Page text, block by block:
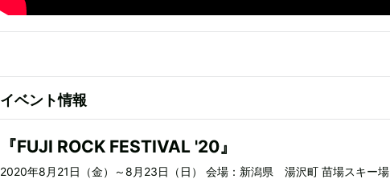
イベント情報
『FUJI ROCK FESTIVAL '20』
2020年8月21日（金）～8月23日（日） 会場：新潟県 湯沢町 苗場スキー場